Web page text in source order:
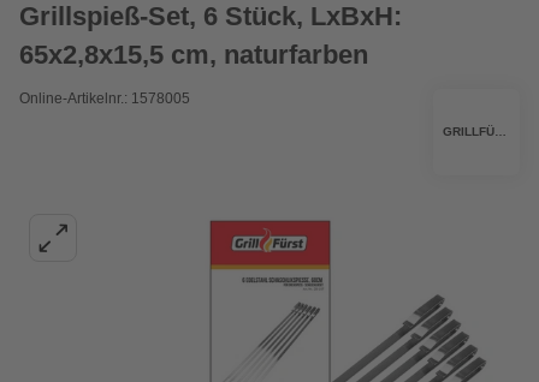
Grillspieß-Set, 6 Stück, LxBxH:
65x2,8x15,5 cm, naturfarben
Online-Artikelnr.: 1578005